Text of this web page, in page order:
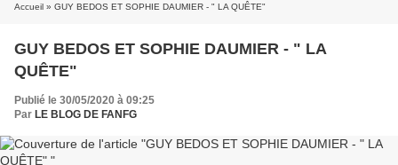
Accueil » GUY BEDOS ET SOPHIE DAUMIER - " LA QUÊTE"
GUY BEDOS ET SOPHIE DAUMIER - " LA
QUÊTE"
Publié le 30/05/2020 à 09:25
Par LE BLOG DE FANFG